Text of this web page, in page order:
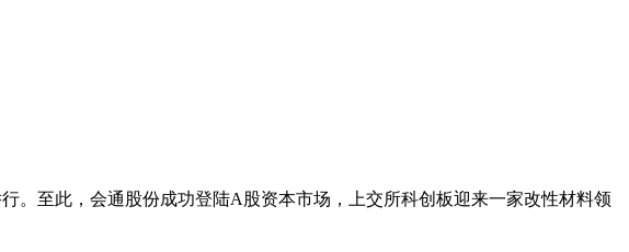
。至此，会通股份成功登陆A股资本市场，上交所科创板迎来一家改性材料领